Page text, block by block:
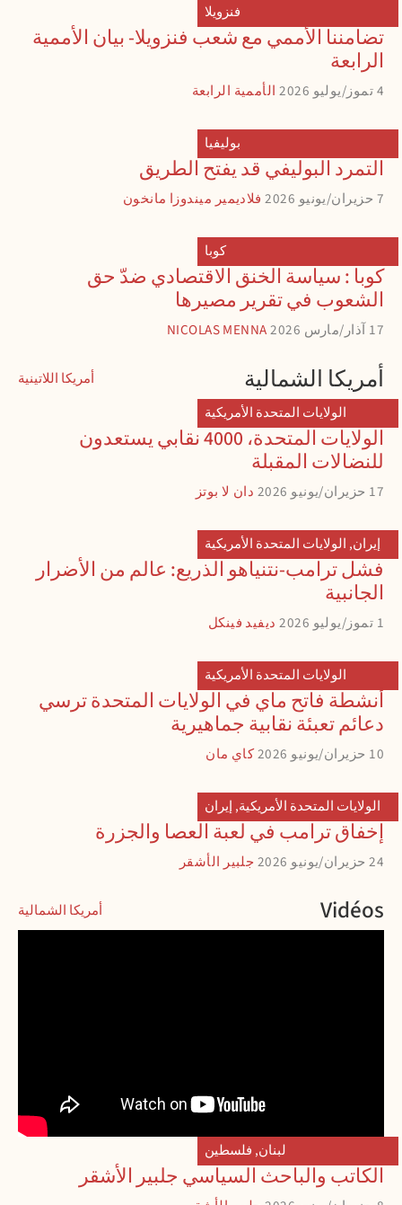
فنزويلا
تضامننا الأممي مع شعب فنزويلا- بيان الأممية
الرابعة
4 تموز/يوليو 2026 الأممية الرابعة
بوليفيا
التمرد البوليفي قد يفتح الطريق
7 حزيران/يونيو 2026 فلاديمير ميندوزا مانخون
كوبا
كوبا : سياسة الخنق الاقتصادي ضدّ حق
الشعوب في تقرير مصيرها
17 آذار/مارس 2026 NICOLAS MENNA
أمريكا اللاتينية أمريكا الشمالية
الولايات المتحدة الأمريكية
الولايات المتحدة، 4000 نقابي يستعدون
للنضالات المقبلة
17 حزيران/يونيو 2026 دان لا بوتز
إيران, الولايات المتحدة الأمريكية
فشل ترامب-نتنياهو الذريع: عالم من الأضرار
الجانبية
1 تموز/يوليو 2026 ديفيد فينكل
الولايات المتحدة الأمريكية
أنشطة فاتح ماي في الولايات المتحدة ترسي
دعائم تعبئة نقابية جماهيرية
10 حزيران/يونيو 2026 كاي مان
الولايات المتحدة الأمريكية, إيران
إخفاق ترامب في لعبة العصا والجزرة
24 حزيران/يونيو 2026 جلبير الأشقر
أمريكا الشمالية Vidéos
لبنان, فلسطين
الكاتب والباحث السياسي جلبير الأشقر